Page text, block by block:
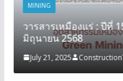
MINING
วารสารเหมืองแร่ : ปีที่
มิถุนายน 2568
July 21, 2025